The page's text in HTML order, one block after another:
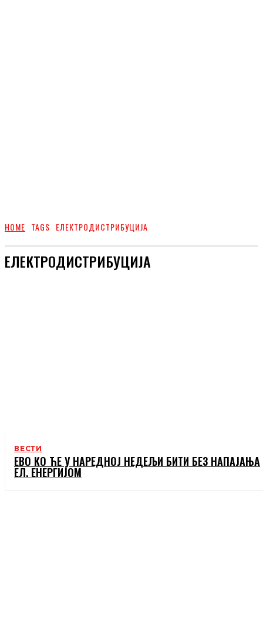
HOME TAGS ЕЛЕКТРОДИСТРИБУЦИЈА
ЕЛЕКТРОДИСТРИБУЦИЈА
ВЕСТИ
ЕВО КО ЋЕ У НАРЕДНОЈ НЕДЕЉИ БИТИ БЕЗ НАПАЈАЊА
ЕЛ. ЕНЕРГИЈОМ